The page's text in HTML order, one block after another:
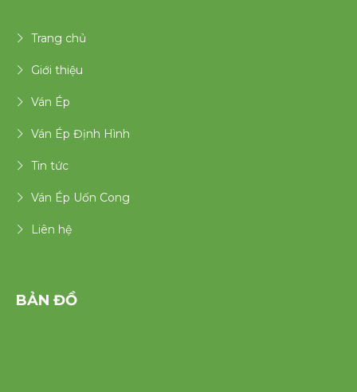
Trang chủ
Giới thiệu
Ván Ép
Ván Ép Định Hình
Tin tức
Ván Ép Uốn Cong
Liên hệ
BẢN ĐỒ